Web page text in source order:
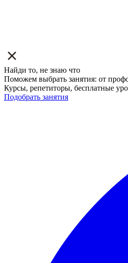
Найди то, не знаю что
Поможем выбрать занятия: от
Курсы, репетиторы, бесплатные
Подобрать занятия